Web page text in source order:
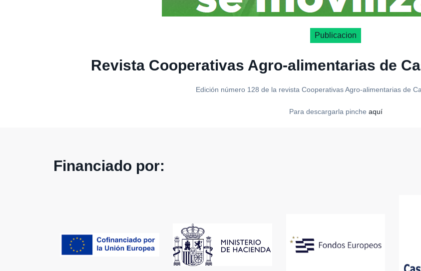
Publicacion
Revista Cooperativas Agro-alimentarias de
Edición número 128 de la revista Cooperativas Agro-alimentarias de
Para descargarla pinche aquí
Financiado por: